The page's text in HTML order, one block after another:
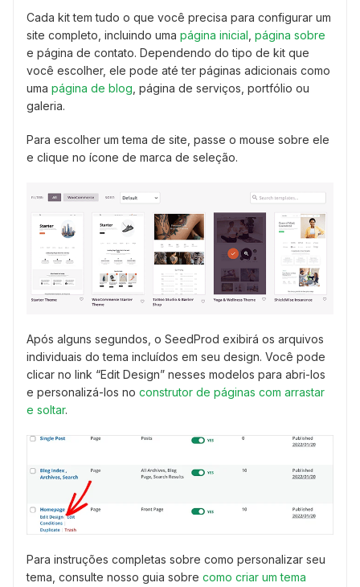
Cada kit tem tudo o que você precisa para configurar um
site completo, incluindo uma página inicial página sobre
e página de contato. Dependendo do tipo de kit que
você escolher, ele pode até ter páginas adicionais como
uma página de blog , página de serviços, portfólio ou
galeria.
Para escolher um tema de site, passe o mouse sobre ele
e clique no ícone de marca de seleção.
Após alguns segundos, o SeedProd exibirá os arquivos
individuais do tema incluídos em seu design. Você pode
clicar no link “Edit Design” nesses modelos para abri-los
e personalizá-los no construtor de páginas com arrastar
e soltar.
Para instruções completas sobre como personalizar seu
tema, consulte nosso guia sobre como criar um tema